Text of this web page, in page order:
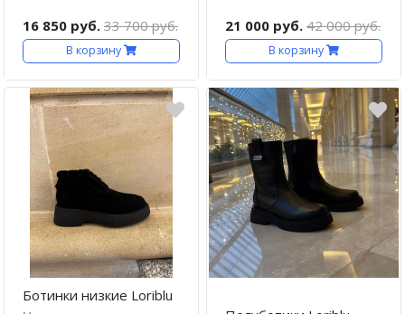
16 850 руб. 33 700 руб.
В корзину
21 000 руб. 42 000 руб.
В корзину
Ботинки низкие Loriblu